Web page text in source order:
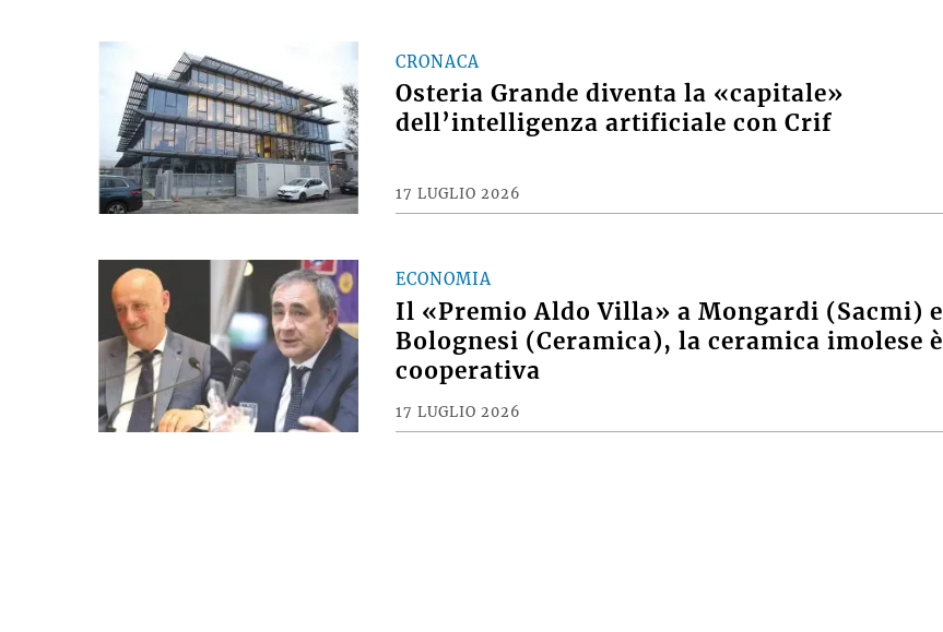
CRONACA
Osteria Grande diventa la «capitale»
dell’intelligenza artificiale con Crif
17 LUGLIO 2026
ECONOMIA
Il «Premio Aldo Villa» a Mongardi (Sacmi) e
Bolognesi (Ceramica), la ceramica imolese è
cooperativa
17 LUGLIO 2026